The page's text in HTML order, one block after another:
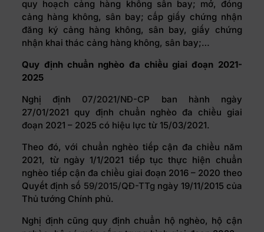
quy hoạch cảng hàng không sân bay; mở, đóng
cảng hàng không, sân bay; cấp giấy chứng nhận
đăng ký cảng hàng không, sân bay, giấy chứng
nhận khai thác cảng hàng không, sân bay;…
Quy định chuẩn nghèo đa chiều giai đoạn 2021-
2025
Nghị định 07/2021/NĐ-CP ban hành ngày
27/01/2021 quy định chuẩn nghèo đa chiều giai
đoạn 2021 – 2025 có hiệu lực từ 15/03/2021.
Theo đó, với chuẩn nghèo tiếp cận đa chiều năm
2021, từ ngày 1/1/2021 tiếp tục thực hiện chuẩn
nghèo tiếp cận đa chiều giai đoạn 2016 – 2020 theo
Quyết định số 59/2015/QĐ-TTg ngày 19/11/2015 của
Thủ tướng Chính phủ.
Nghị định cũng quy định chuẩn hộ nghèo, hộ cận